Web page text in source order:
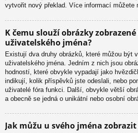
vytvořit nový překlad. Více informací můžete
K čemu slouží obrázky
uživatelského jména?
Existují dva druhy obrázků, které můžou být
uživatelského jména. Jedním z nich jsou
hodností, které obvykle vypadají jako
indikují, kolik příspěvků jste odeslali, nebo
uživatelé fóra funkci. Další, obvykle větší
a obecně se jedná o unikátní nebo osobní
Jak můžu u svého jména